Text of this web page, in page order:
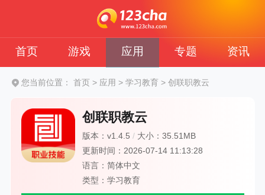
首页 游戏 应用 专题 资讯
您当前位置： 首页 > 应用 > 学习教育 >创联职教云
创联职教云
版本：v1.4.5/ 大小：35.51MB
更新时间：2026-07-14 11:13:28
语言：简体中文
类型：学习教育